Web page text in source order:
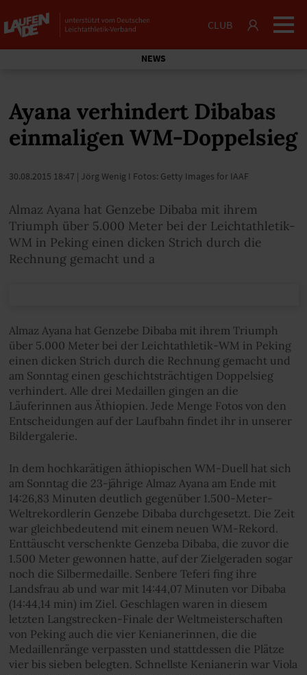
CLUB
NEWS
Ayana verhindert Dibabas
einmaligen WM-Doppelsieg
30.08.2015 18:47 | Jörg Wenig I Fotos: Getty Images for IAAF
Almaz Ayana hat Genzebe Dibaba mit ihrem
Triumph über 5.000 Meter bei der Leichtathletik-
WM in Peking einen dicken Strich durch die
Rechnung gemacht und a
Almaz Ayana hat Genzebe Dibaba mit ihrem Triumph
über 5.000 Meter bei der Leichtathletik-WM in Peking
einen dicken Strich durch die Rechnung gemacht und
am Sonntag einen geschichtsträchtigen Doppelsieg
verhindert. Alle drei Medaillen gingen an die
Läuferinnen aus Äthiopien. Jede Menge Fotos von den
Entscheidungen auf der Laufbahn findet ihr in unserer
Bildergalerie.
In dem hochkarätigen äthiopischen WM-Duell hat sich
am Sonntag die 23-jährige Almaz Ayana am Ende mit
14:26,83 Minuten deutlich gegenüber 1.500-Meter-
Weltrekordlerin Genzebe Dibaba durchgesetzt. Die Zeit
war gleichbedeutend mit einem neuen WM-Rekord.
Enttäuscht verschenkte Genzeba Dibaba, die zuvor die
1.500 Meter gewonnen hatte, auf der Zielgeraden sogar
noch die Silbermedaille. Senbere Teferi fing ihre
Landsfrau ab und war mit 14:44,07 Minuten vor Dibaba
(14:44,14 min) im Ziel. Geschlagen waren in diesem
letzten Langstrecken-Finale der Weltmeisterschaften
von Peking auch die vier Kenianerinnen, die die
Medaillenränge verpassten und stattdessen die Plätze
vier bis sieben belegten. Schnellste Kenianerin war Viola